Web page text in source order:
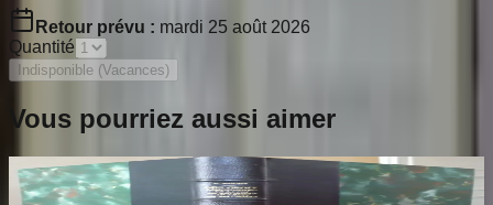
Retour prévu : mardi 25 août 2026
Quantité
Indisponible (Vacances)
Vous pourriez aussi aimer
Les Croix Limousines de la Fin du XIIe au
début du XIVe siècles